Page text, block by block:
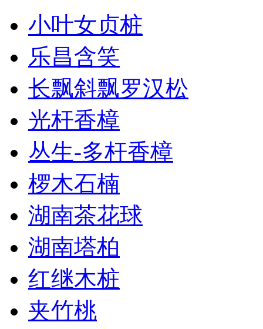
小叶女贞桩
乐昌含笑
长飘斜飘罗汉松
光杆香樟
丛生-多杆香樟
椤木石楠
湖南茶花球
湖南塔柏
红继木桩
夹竹桃